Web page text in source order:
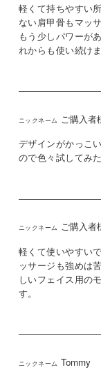
軽くて持ちやすい
ない肩甲骨もマッ
もう少しパワーが
れからも使い続けま
ご購入者
デザインがかっこ
ご購入者
軽くて使いやすい
ッサージも強めは
しいフェイス用の
Tommy